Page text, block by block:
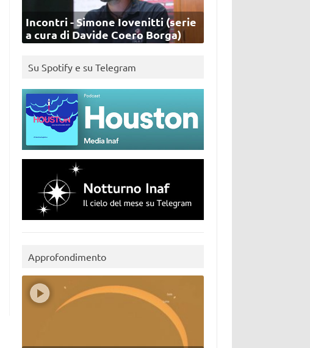
Incontri - Simone Iovenitti (serie
a cura di Davide Coero Borga)
Su Spotify e su Telegram
Approfondimento